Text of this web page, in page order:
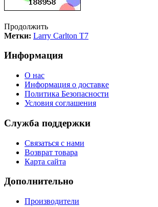
Продолжить
Метки: Larry Carlton T7
Информация
О нас
Информация о доставке
Политика Безопасности
Условия соглашения
Служба поддержки
Связаться с нами
Возврат товара
Карта сайта
Дополнительно
Производители